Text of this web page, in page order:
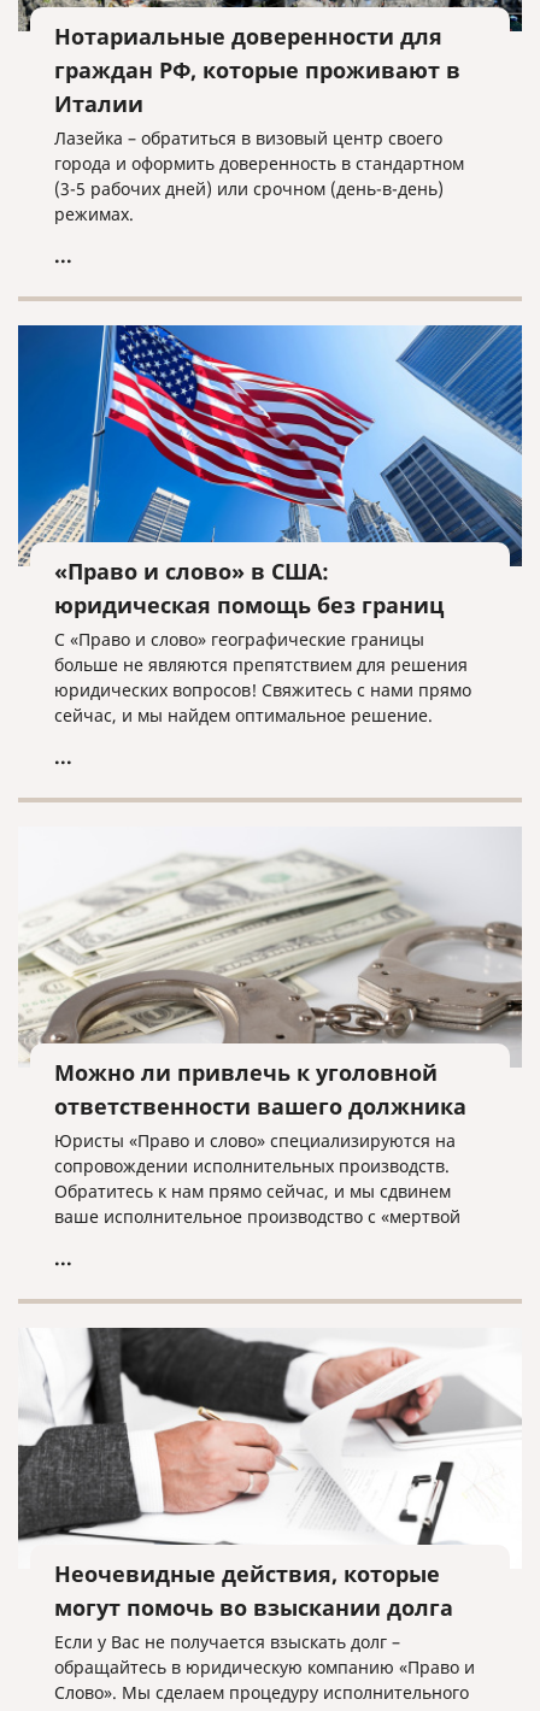
Нотариальные доверенности для
граждан РФ, которые проживают в
Италии
Лазейка – обратиться в визовый центр своего
города и оформить доверенность в стандартном
(3-5 рабочих дней) или срочном (день-в-день)
режимах.
...
«Право и слово» в США:
юридическая помощь без границ
С «Право и слово» географические границы
больше не являются препятствием для решения
юридических вопросов! Свяжитесь с нами прямо
сейчас, и мы найдем оптимальное решение.
...
Можно ли привлечь к уголовной
ответственности вашего должника
Юристы «Право и слово» специализируются на
сопровождении исполнительных производств.
Обратитесь к нам прямо сейчас, и мы сдвинем
ваше исполнительное производство с «мертвой
...
Неочевидные действия, которые
могут помочь во взыскании долга
Если у Вас не получается взыскать долг –
обращайтесь в юридическую компанию «Право и
Слово». Мы сделаем процедуру исполнительного